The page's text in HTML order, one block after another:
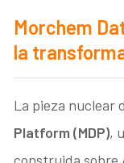
Morchem
la
La pieza nuclear
Platform (MDP),